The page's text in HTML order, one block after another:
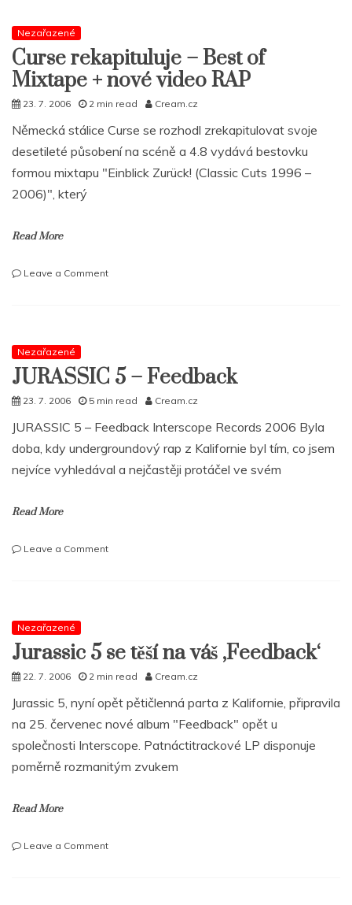
v
Praze!!!
Nezařazené
Curse rekapituluje – Best of
Mixtape + nové video RAP
23. 7. 2006 2 min read Cream.cz
Německá stálice Curse se rozhodl zrekapitulovat svoje
desetileté působení na scéně a 4.8 vydává bestovku
formou mixtapu "Einblick Zurück! (Classic Cuts 1996 –
2006)", který
Read More
Leave a Commenton
Mixtape
+
nové
RAP
Nezařazené
JURASSIC 5 – Feedback
23. 7. 2006 5 min read Cream.cz
JURASSIC 5 – Feedback Interscope Records 2006 Byla
doba, kdy undergroundový rap z Kalifornie byl tím, co jsem
nejvíce vyhledával a nejčastěji protáčel ve svém
Read More
Leave a Commenton
Nezařazené
Jurassic 5 se těší na váš ‚Feedback‘
22. 7. 2006 2 min read Cream.cz
Jurassic 5, nyní opět pětičlenná parta z Kalifornie, připravila
na 25. červenec nové album "Feedback" opět u
společnosti Interscope. Patnáctitrackové LP disponuje
poměrně rozmanitým zvukem
Read More
Leave a Commenton